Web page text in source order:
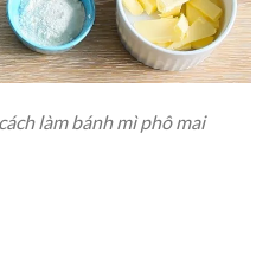
làm bánh mì phô mai